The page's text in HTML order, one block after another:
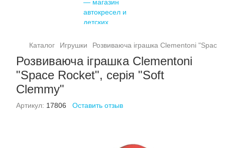
Каталог Игрушки Розвиваюча іграшка Clementoni "Space
Розвиваюча іграшка Clementoni
"Space Rocket", серія "Soft
Clemmy"
Артикул: 17806 Оставить отзыв